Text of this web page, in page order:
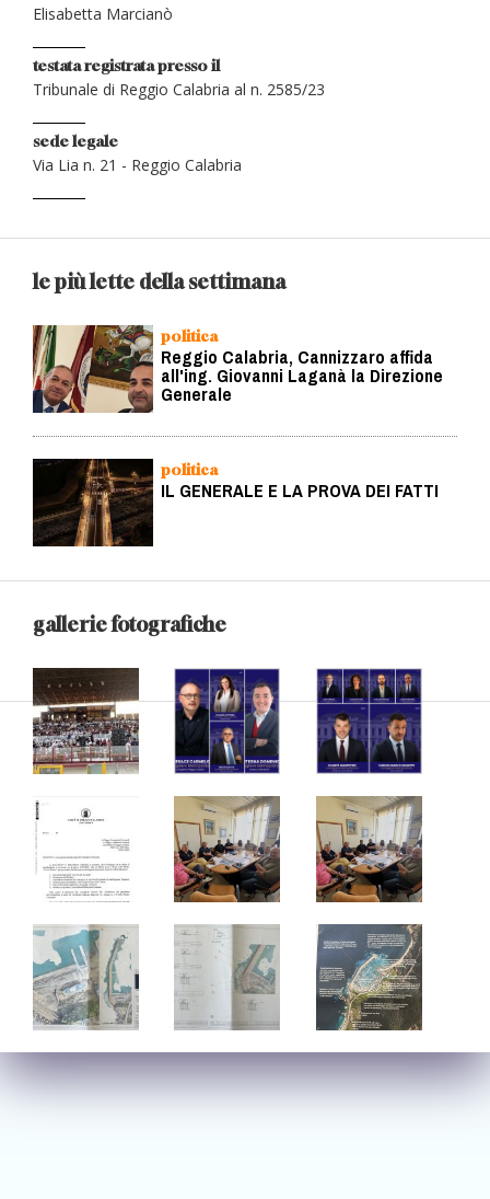
Elisabetta Marcianò
testata registrata presso il
Tribunale di Reggio Calabria al n. 2585/23
sede legale
Via Lia n. 21 - Reggio Calabria
le più lette della settimana
politica
Reggio Calabria, Cannizzaro affida
all'ing. Giovanni Laganà la Direzione
Generale
politica
IL GENERALE E LA PROVA DEI FATTI
gallerie fotografiche